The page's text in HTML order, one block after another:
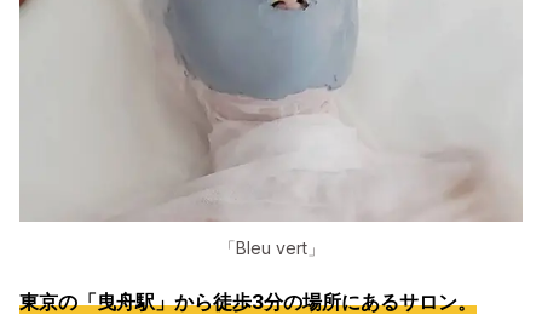
「Bleu vert」
東京の「曳舟駅」から徒歩3分の場所にあるサロン。